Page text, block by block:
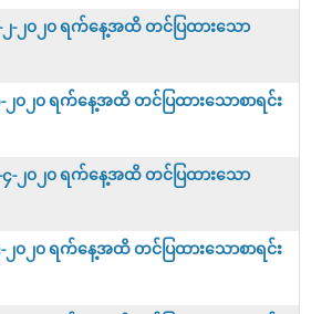
-၂-၂၀၂၀ ရက်နေ့အထိ တင်ပြထားသော
-၂၀၂၀ ရက်နေ့အထိ တင်ပြထားသောစာရင်း
-၄-၂၀၂၀ ရက်နေ့အထိ တင်ပြထားသော
-၂၀၂၀ ရက်နေ့အထိ တင်ပြထားသောစာရင်း